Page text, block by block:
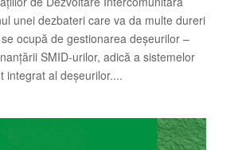
unei dezbateri care va da multe dureri
ocupă de gestionarea deșeurilor –
SMID-urilor, adică a sistemelor
integrat al deșeurilor....